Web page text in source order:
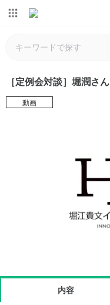
［定例会対談］堀潤さん
動画
内容